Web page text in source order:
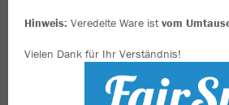
Hinweis: Veredelte Ware istvom
Vielen Dank für Ihr Verständnis!
Alle
Alle
mehr